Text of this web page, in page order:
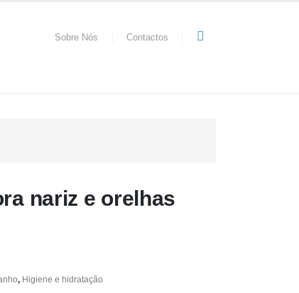
Sobre Nós Contactos
nariz e orelhas
, Higiene e hidratação